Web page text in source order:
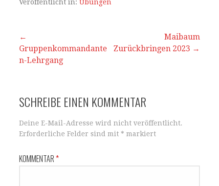
s
p
e
o
k
l
n
Veröffentlicht in: Übungen
Beitrags-
Navigation
←
Gruppenkommandante
n-Lehrgang
Maibaum
Zurückbringen 2023 →
SCHREIBE EINEN KOMMENTAR
Deine E-Mail-Adresse wird nicht veröffentlicht.
Erforderliche Felder sind mit * markiert
KOMMENTAR*